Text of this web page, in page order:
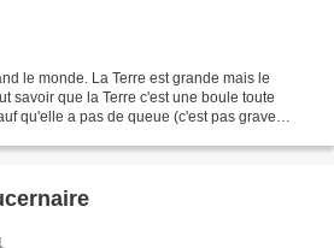
le monde. La Terre est grande mais le
savoir que la Terre c'est une boule toute
qu'elle a pas de queue (c'est pas grave